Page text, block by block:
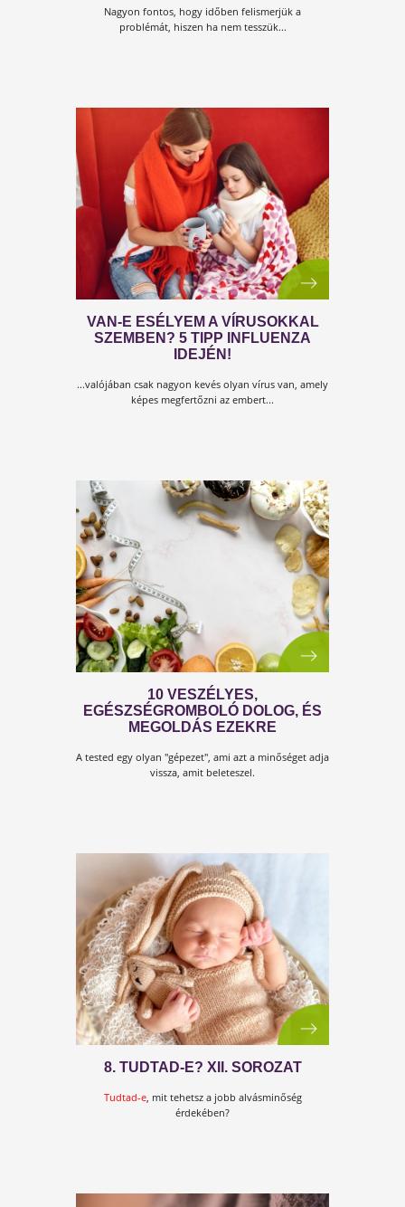
KULCS AZ IMMUNRENDSZER
HELYREÁLLÍTÁSA!!! HOGYAN?
AZONNALI ÉLETMÓDVÁLTÁSSAL!
Ma különösen fontosak lettek azok a bárki által
megtehető életmódbeli változtatások, amelyekkel
bárki javíthat a saját immunrendszerének
TANÁCSOK KRÓNIKUS
FÁRADTSÁG ELLEN
Lehet, hogy nem is gondoltad volna, mi az oka a
fáradtságérzetednek!
10+1 TIPP – KAPASZKODÓ AZ
azonnali egyszerű tippeket egy helyesebb életmód